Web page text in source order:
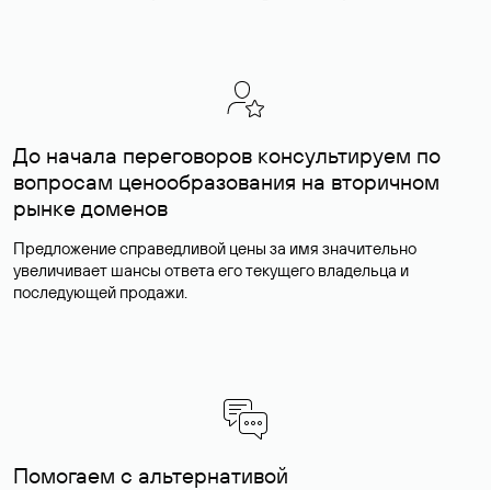
До начала переговоров консультируем по
вопросам ценообразования на вторичном
рынке доменов
Предложение справедливой цены за имя значительно
увеличивает шансы ответа его текущего владельца и
последующей продажи.
Помогаем с альтернативой